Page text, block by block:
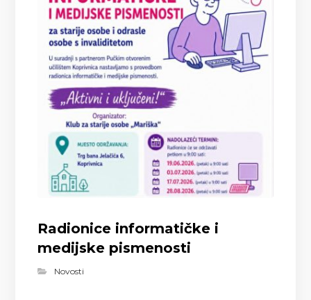
Radionice informatičke i
medijske pismenosti
Novosti